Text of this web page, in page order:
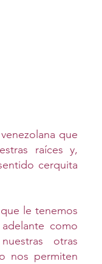
que
raíces y,
cerquita
le tenemos
como
otras
nos permiten